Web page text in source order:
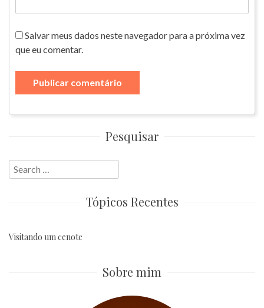
Salvar meus dados neste navegador para a próxima vez
que eu comentar.
Pesquisar
Search
for:
Tópicos Recentes
Visitando um cenote
Sobre mim